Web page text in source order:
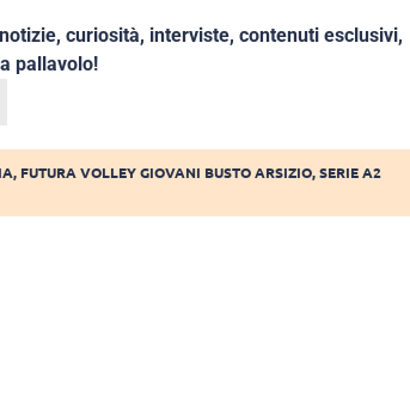
curiosità, interviste, contenuti esclusivi,
pallavolo!
, FUTURA VOLLEY GIOVANI BUSTO ARSIZIO,SERIE A2